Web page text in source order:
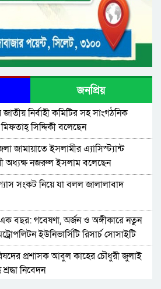
জনপ্রিয়
নির্বাহী কমিটির সহ সাংগঠনিক
সিদ্দিকী বলেছেন
জামায়াতে ইসলামীর এ্যাসিস্ট্যান্ট
অধ্যক্ষ নজরুল ইসলাম বলেছেন
সংকট নিয়ে যা বলল জালালাবাদ
এক বছর: গবেষণা, অর্জন ও অঙ্গীকারে নতুন
ইউনিভার্সিটি রিসার্চ সোসাইটি
প্রশাসক আবুল কাহের চৌধুরী জুলাই
শ্রদ্ধা নিবেদন